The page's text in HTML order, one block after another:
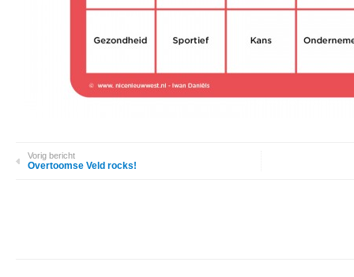
Vorig bericht
Overtoomse Veld rocks!